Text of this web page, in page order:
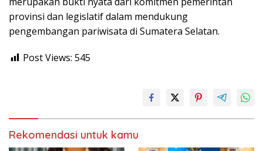
provinsi dan legislatif dalam mendukung
pengembangan pariwisata di Sumatera Selatan.
Post Views: 545
Rekomendasi untuk kamu